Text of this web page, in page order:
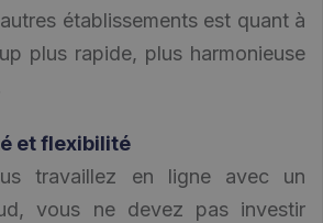
établissements est quant à
plus rapide, plus harmonieuse
et flexibilité
travaillez en ligne avec un
vous ne devez pas investir